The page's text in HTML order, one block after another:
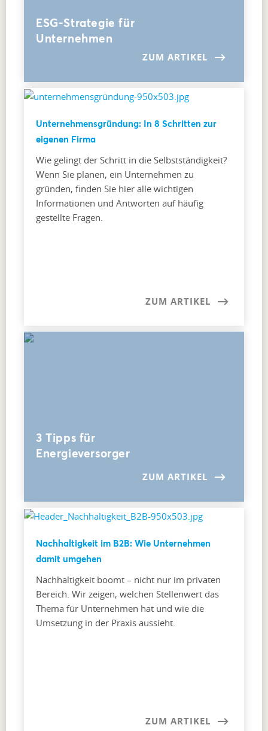
ESG-Strategie für
Unternehmen
ZUM ARTIKEL
Unternehmensgründung: In 8 Schritten zur
eigenen Firma
Wie gelingt der Schritt in die Selbstständigkeit?
Wenn Sie planen, ein Unternehmen zu
gründen, finden Sie hier alle wichtigen
Informationen und Antworten auf häufig
gestellte Fragen.
ZUM ARTIKEL
3 Tipps für
Energieversorger
ZUM ARTIKEL
Nachhaltigkeit im B2B: Wie Unternehmen
damit umgehen
Nachhaltigkeit boomt – nicht nur im privaten
Bereich. Wir zeigen, welchen Stellenwert das
Thema für Unternehmen hat und wie die
Umsetzung in der Praxis aussieht.
ZUM ARTIKEL